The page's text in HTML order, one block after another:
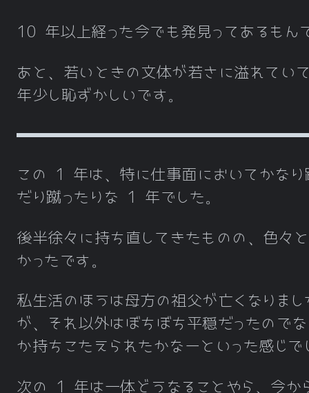
10 年以上経った今でも発見ってあるもん
あと、若いときの文体が若さに溢れてい
年少し恥ずかしいです。
この 1 年は、特に仕事面においてかなり
だり蹴ったりな 1 年でした。
後半徐々に持ち直してきたものの、色々
かったです。
私生活のほうは母方の祖父が亡くなりまし
が、それ以外はぼちぼち平穏だったので
か持ちこたえられたかなーといった感じで
次の 1 年は一体どうなることやら、今か